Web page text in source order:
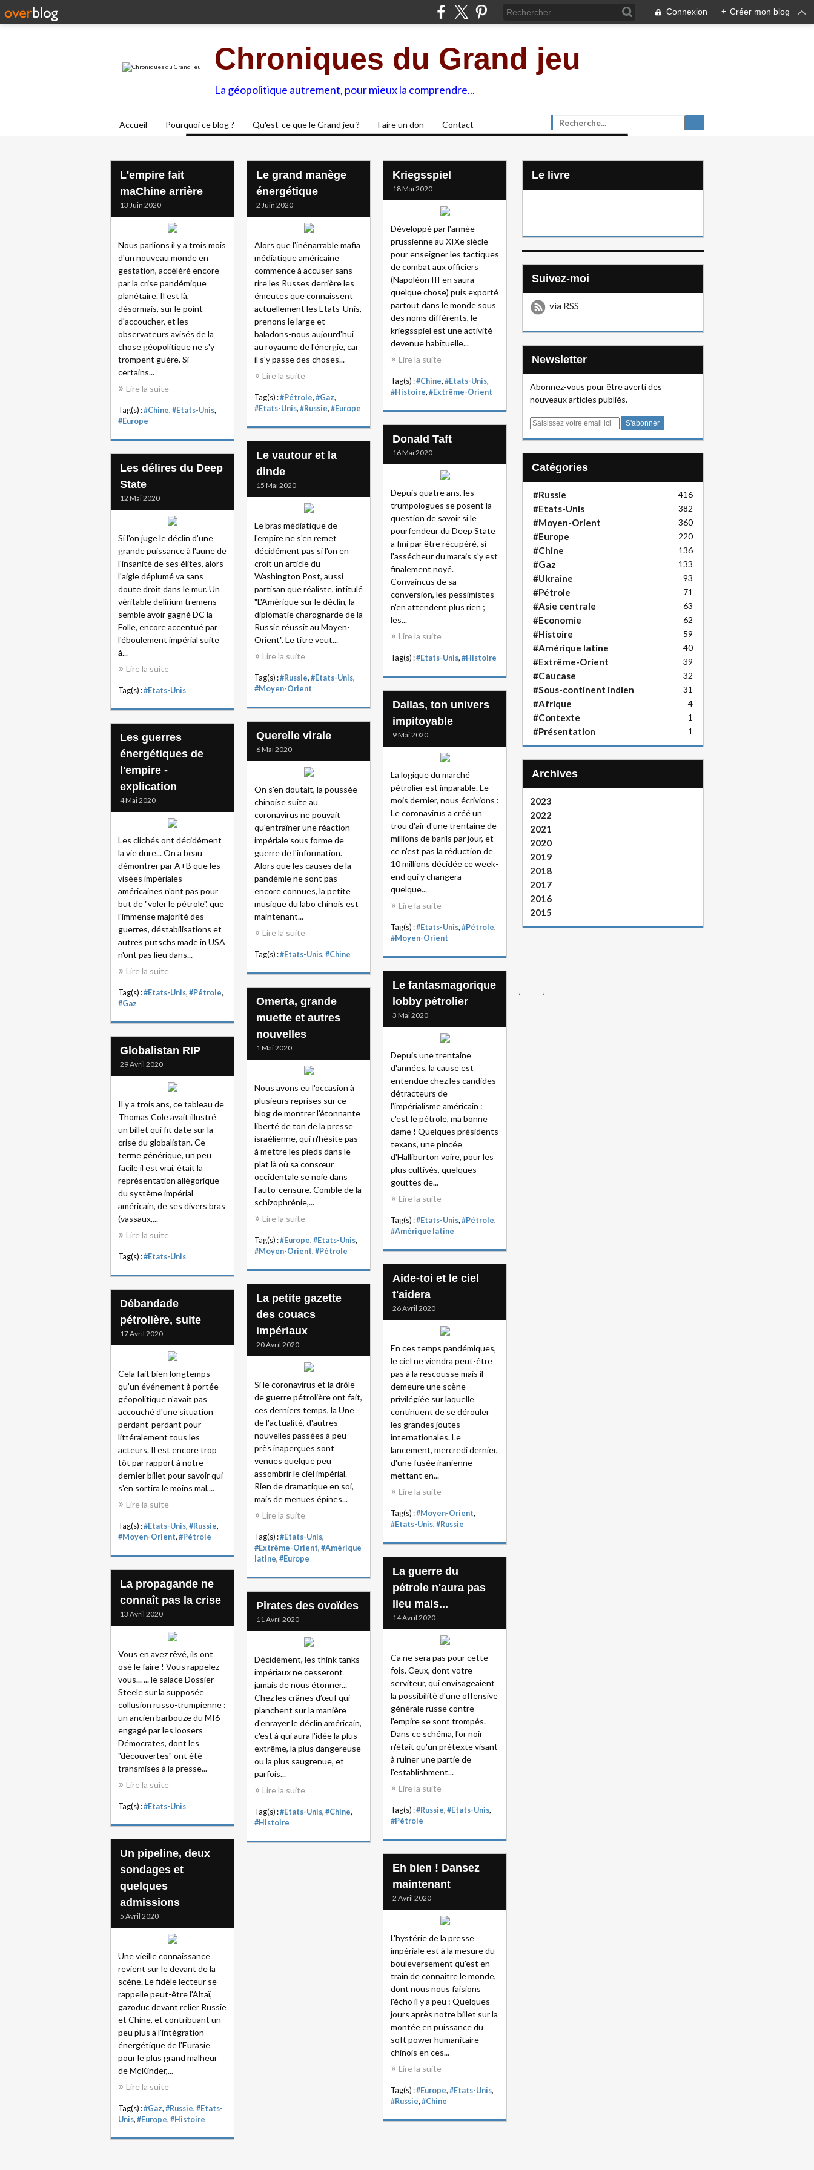
Connexion + Créer mon blog
Chroniques du Grand jeu
La géopolitique autrement, pour mieux la comprendre...
Accueil Pourquoi ce blog ? Qu'est-ce que le Grand jeu ? Faire un don Contact
L'empire fait
maChine arrière
13 Juin 2020
Nous parlions il y a trois mois
d'un nouveau monde en
gestation, accéléré encore
par la crise pandémique
planétaire. Il est là,
désormais, sur le point
d'accoucher, et les
observateurs avisés de la
chose géopolitique ne s'y
trompent guère. Si
certains...
Lire la suite
Tag(s) :#Chine, #Etats-Unis,
#Europe
Le grand manège
énergétique
2 Juin 2020
Alors que l'inénarrable mafia
médiatique américaine
commence à accuser sans
rire les Russes derrière les
émeutes que connaissent
actuellement les Etats-Unis,
prenons le large et
baladons-nous aujourd'hui
au royaume de l'énergie, car
il s'y passe des choses...
Lire la suite
Tag(s) :#Pétrole, #Gaz,
#Etats-Unis, #Russie, #Europe
Kriegsspiel
18 Mai 2020
Développé par l'armée
prussienne au XIXe siècle
pour enseigner les tactiques
de combat aux officiers
(Napoléon III en saura
quelque chose) puis exporté
partout dans le monde sous
des noms différents, le
kriegsspiel est une activité
devenue habituelle...
Lire la suite
Tag(s) :#Chine, #Etats-Unis,
#Histoire, #Extrême-Orient
Donald Taft
16 Mai 2020
Depuis quatre ans, les
trumpologues se posent la
question de savoir si le
pourfendeur du Deep State
a fini par être récupéré, si
l'assécheur du marais s'y est
finalement noyé.
Convaincus de sa
conversion, les pessimistes
n'en attendent plus rien ;
les...
Lire la suite
Tag(s) :#Etats-Unis, #Histoire
Le vautour et la
dinde
15 Mai 2020
Le bras médiatique de
l'empire ne s'en remet
décidément pas si l'on en
croit un article du
Washington Post, aussi
partisan que réaliste, intitulé
"L'Amérique sur le déclin, la
diplomatie charognarde de la
Russie réussit au Moyen-
Orient". Le titre veut...
Lire la suite
Tag(s) :#Russie, #Etats-Unis,
#Moyen-Orient
Les délires du Deep
State
12 Mai 2020
Si l'on juge le déclin d'une
grande puissance à l'aune de
l'insanité de ses élites, alors
l'aigle déplumé va sans
doute droit dans le mur. Un
véritable delirium tremens
semble avoir gagné DC la
Folle, encore accentué par
l'éboulement impérial suite
à...
Lire la suite
Tag(s) :#Etats-Unis
Dallas, ton univers
impitoyable
9 Mai 2020
La logique du marché
pétrolier est imparable. Le
mois dernier, nous écrivions :
Le coronavirus a créé un
trou d'air d'une trentaine de
millions de barils par jour, et
ce n'est pas la réduction de
10 millions décidée ce week-
end qui y changera
quelque...
Lire la suite
Tag(s) :#Etats-Unis, #Pétrole,
#Moyen-Orient
Querelle virale
6 Mai 2020
On s'en doutait, la poussée
chinoise suite au
coronavirus ne pouvait
qu'entraîner une réaction
impériale sous forme de
guerre de l'information.
Alors que les causes de la
pandémie ne sont pas
encore connues, la petite
musique du labo chinois est
maintenant...
Lire la suite
Tag(s) :#Etats-Unis, #Chine
Les guerres
énergétiques de
l'empire -
explication
4 Mai 2020
Les clichés ont décidément
la vie dure... On a beau
démontrer par A+B que les
visées impériales
américaines n'ont pas pour
but de "voler le pétrole", que
l'immense majorité des
guerres, déstabilisations et
autres putschs made in USA
n'ont pas lieu dans...
Lire la suite
Tag(s) :#Etats-Unis, #Pétrole,
#Gaz
Le fantasmagorique
lobby pétrolier
3 Mai 2020
Depuis une trentaine
d'années, la cause est
entendue chez les candides
détracteurs de
l'impérialisme américain :
c'est le pétrole, ma bonne
dame ! Quelques présidents
texans, une pincée
d'Halliburton voire, pour les
plus cultivés, quelques
gouttes de...
Lire la suite
Tag(s) :#Etats-Unis, #Pétrole,
#Amérique latine
Omerta, grande
muette et autres
nouvelles
1 Mai 2020
Nous avons eu l'occasion à
plusieurs reprises sur ce
blog de montrer l'étonnante
liberté de ton de la presse
israélienne, qui n'hésite pas
à mettre les pieds dans le
plat là où sa consœur
occidentale se noie dans
l'auto-censure. Comble de la
schizophrénie,...
Lire la suite
Tag(s) :#Europe, #Etats-Unis,
#Moyen-Orient, #Pétrole
Globalistan RIP
29 Avril 2020
Il y a trois ans, ce tableau de
Thomas Cole avait illustré
un billet qui fit date sur la
crise du globalistan. Ce
terme générique, un peu
facile il est vrai, était la
représentation allégorique
du système impérial
américain, de ses divers bras
(vassaux,...
Lire la suite
Tag(s) :#Etats-Unis
Aide-toi et le ciel
t'aidera
26 Avril 2020
En ces temps pandémiques,
le ciel ne viendra peut-être
pas à la rescousse mais il
demeure une scène
privilégiée sur laquelle
continuent de se dérouler
les grandes joutes
internationales. Le
lancement, mercredi dernier,
d'une fusée iranienne
mettant en...
Lire la suite
Tag(s) :#Moyen-Orient,
#Etats-Unis, #Russie
La petite gazette
des couacs
impériaux
20 Avril 2020
Si le coronavirus et la drôle
de guerre pétrolière ont fait,
ces derniers temps, la Une
de l'actualité, d'autres
nouvelles passées à peu
près inaperçues sont
venues quelque peu
assombrir le ciel impérial.
Rien de dramatique en soi,
mais de menues épines...
Lire la suite
Tag(s) :#Etats-Unis,
#Extrême-Orient, #Amérique
latine, #Europe
Débandade
pétrolière, suite
17 Avril 2020
Cela fait bien longtemps
qu'un événement à portée
géopolitique n'avait pas
accouché d'une situation
perdant-perdant pour
littéralement tous les
acteurs. Il est encore trop
tôt par rapport à notre
dernier billet pour savoir qui
s'en sortira le moins mal,...
Lire la suite
Tag(s) :#Etats-Unis, #Russie,
#Moyen-Orient, #Pétrole
La guerre du
pétrole n'aura pas
lieu mais...
14 Avril 2020
Ca ne sera pas pour cette
fois. Ceux, dont votre
serviteur, qui envisageaient
la possibilité d'une offensive
générale russe contre
l'empire se sont trompés.
Dans ce schéma, l'or noir
n'était qu'un prétexte visant
à ruiner une partie de
l'establishment...
Lire la suite
Tag(s) :#Russie, #Etats-Unis,
#Pétrole
La propagande ne
connaît pas la crise
13 Avril 2020
Vous en avez rêvé, ils ont
osé le faire ! Vous rappelez-
vous... ... le salace Dossier
Steele sur la supposée
collusion russo-trumpienne :
un ancien barbouze du MI6
engagé par les loosers
Démocrates, dont les
"découvertes" ont été
transmises à la presse...
Lire la suite
Tag(s) :#Etats-Unis
Pirates des ovoïdes
11 Avril 2020
Décidément, les think tanks
impériaux ne cesseront
jamais de nous étonner...
Chez les crânes d’œuf qui
planchent sur la manière
d'enrayer le déclin américain,
c'est à qui aura l'idée la plus
extrême, la plus dangereuse
ou la plus saugrenue, et
parfois...
Lire la suite
Tag(s) :#Etats-Unis, #Chine,
#Histoire
Un pipeline, deux
sondages et
quelques
admissions
5 Avril 2020
Une vieille connaissance
revient sur le devant de la
scène. Le fidèle lecteur se
rappelle peut-être l'Altaï,
gazoduc devant relier Russie
et Chine, et contribuant un
peu plus à l'intégration
énergétique de l'Eurasie
pour le plus grand malheur
de McKinder,...
Lire la suite
Tag(s) :#Gaz, #Russie, #Etats-
Unis, #Europe, #Histoire
Eh bien ! Dansez
maintenant
2 Avril 2020
L'hystérie de la presse
impériale est à la mesure du
bouleversement qu'est en
train de connaître le monde,
dont nous nous faisions
l'écho il y a peu : Quelques
jours après notre billet sur la
montée en puissance du
soft power humanitaire
chinois en ces...
Lire la suite
Tag(s) :#Europe, #Etats-Unis,
#Russie, #Chine
Le livre
Suivez-moi
via RSS
Newsletter
Abonnez-vous pour être averti des
nouveaux articles publiés.
E
Catégories
#Russie 416
#Etats-Unis 382
#Moyen-Orient 360
#Europe 220
#Chine 136
#Gaz 133
#Ukraine 93
#Pétrole 71
#Asie centrale 63
#Economie 62
#Histoire 59
#Amérique latine 40
#Extrême-Orient 39
#Caucase 32
#Sous-continent indien 31
#Afrique 4
#Contexte 1
#Présentation 1
Archives
2023
2022
2021
2020
2019
2018
2017
2016
2015